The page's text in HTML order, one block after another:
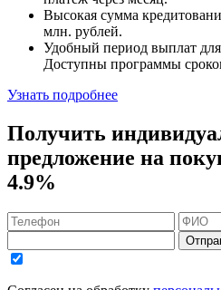
Высокая сумма
млн. рублей.
Удобный период выплат
Доступны программы
Узнать подробнее
Получить
предложение на
4.9%